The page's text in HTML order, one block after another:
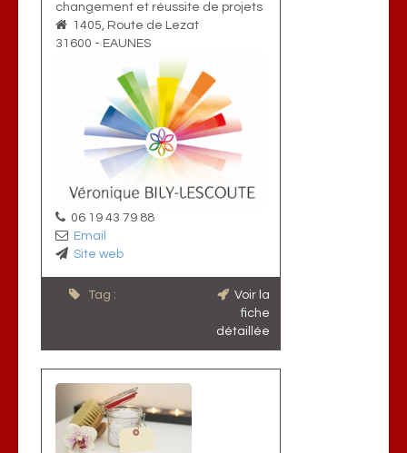
changement et réussite de projets
1405, Route de Lezat
31600 - EAUNES
06 19 43 79 88
Email
Site web
Tag :
Voir la
fiche
détaillée